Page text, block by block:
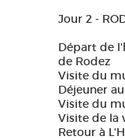
Jour 2 -
Départ de
de Rodez
Visite du
Déjeuner
Visite du
Visite de la
Retour à